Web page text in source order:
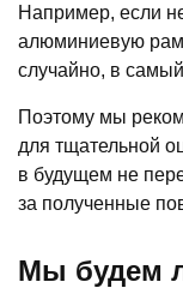
Например, если
алюминиевую
случайно, в
Поэтому мы
для тщательной
в будущем не
за полученные
Мы будем